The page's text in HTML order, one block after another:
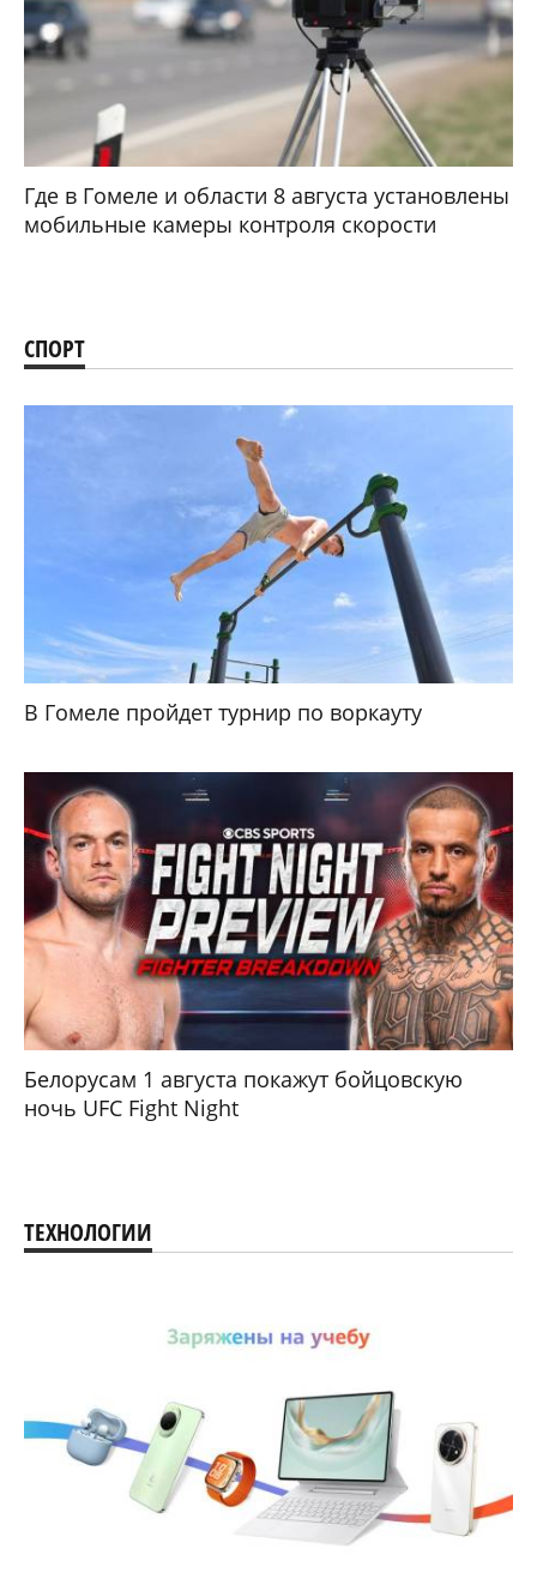
Где в Гомеле и области 8 августа установлены
мобильные камеры контроля скорости
СПОРТ
В Гомеле пройдет турнир по воркауту
Белорусам 1 августа покажут бойцовскую
ночь UFC Fight Night
ТЕХНОЛОГИИ